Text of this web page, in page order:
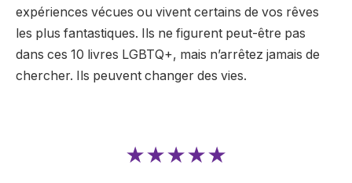
expériences vécues ou vivent certains de vos rêves
les plus fantastiques. Ils ne figurent peut-être pas
dans ces 10 livres LGBTQ+, mais n’arrêtez jamais de
chercher. Ils peuvent changer des vies.
★★★★★